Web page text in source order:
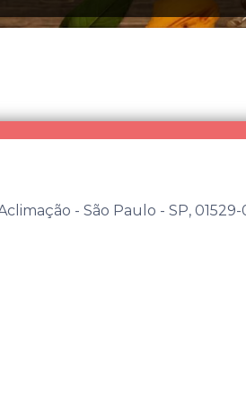
- São Paulo - SP,